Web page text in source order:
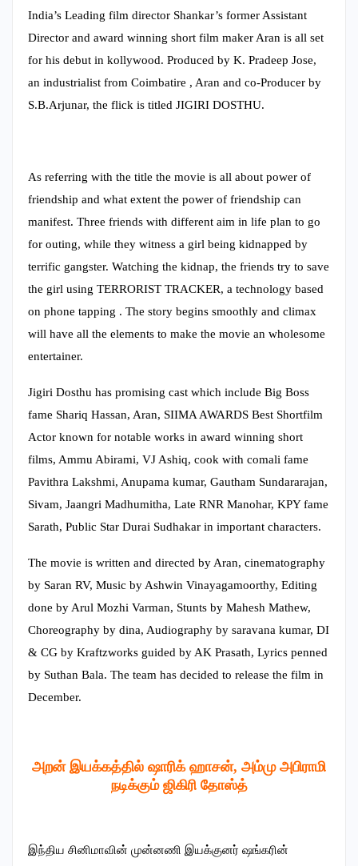
India’s Leading film director Shankar’s former Assistant
Director and award winning short film maker Aran is all set
for his debut in kollywood. Produced by K. Pradeep Jose,
an industrialist from Coimbatire , Aran and co-Producer by
S.B.Arjunar, the flick is titled JIGIRI DOSTHU.
As referring with the title the movie is all about power of
friendship and what extent the power of friendship can
manifest. Three friends with different aim in life plan to go
for outing, while they witness a girl being kidnapped by
terrific gangster. Watching the kidnap, the friends try to save
the girl using TERRORIST TRACKER, a technology based
on phone tapping . The story begins smoothly and climax
will have all the elements to make the movie an wholesome
entertainer.
Jigiri Dosthu has promising cast which include Big Boss
fame Shariq Hassan, Aran, SIIMA AWARDS Best Shortfilm
Actor known for notable works in award winning short
films, Ammu Abirami, VJ Ashiq, cook with comali fame
Pavithra Lakshmi, Anupama kumar, Gautham Sundararajan,
Sivam, Jaangri Madhumitha, Late RNR Manohar, KPY fame
Sarath, Public Star Durai Sudhakar in important characters.
The movie is written and directed by Aran, cinematography
by Saran RV, Music by Ashwin Vinayagamoorthy, Editing
done by Arul Mozhi Varman, Stunts by Mahesh Mathew,
Choreography by dina, Audiography by saravana kumar, DI
& CG by Kraftzworks guided by AK Prasath, Lyrics penned
by Suthan Bala. The team has decided to release the film in
December.
அறன் இயக்கத்தில் ஷாரிக் ஹாசன், அம்மு அபிராமி
நடிக்கும் ஜிகிரி தோஸ்த்
இந்திய சினிமாவின் முன்னணி இயக்குனர் ஷங்கரின்